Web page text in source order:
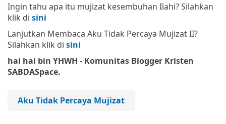
Ingin tahu apa itu mujizat kesembuhan Ilahi? Silahkan
klik di sini
Lanjutkan Membaca Aku Tidak Percaya Mujizat II?
Silahkan klik di sini
hai hai bin YHWH - Komunitas Blogger Kristen
SABDASpace.
Aku Tidak Percaya Mujizat